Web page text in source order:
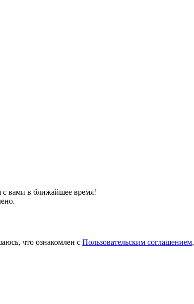
вами в ближайшее время!
что ознакомлен с Пользовательским соглашением,